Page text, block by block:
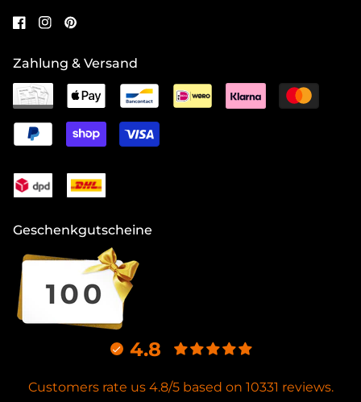
Zahlung & Versand
Geschenkgutscheine
4.8
Customers rate us 4.8/5 based on 10331 reviews.